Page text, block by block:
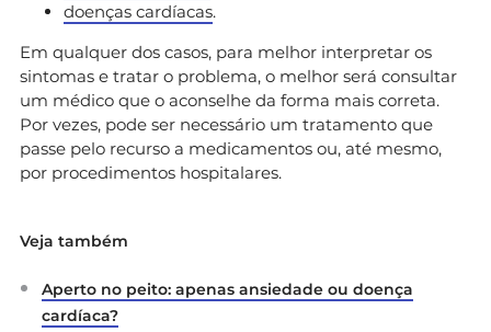
doenças cardíacas.
Em qualquer dos casos, para melhor interpretar os
sintomas e tratar o problema, o melhor será consultar
um médico que o aconselhe da forma mais correta.
Por vezes, pode ser necessário um tratamento que
passe pelo recurso a medicamentos ou, até mesmo,
por procedimentos hospitalares.
Veja também
Aperto no peito: apenas ansiedade ou doença
cardíaca?